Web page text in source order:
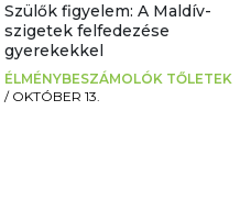
Szülők figyelem: A Maldív-
szigetek felfedezése
gyerekekkel
ÉLMÉNYBESZÁMOLÓK TŐLETEK
/ OKTÓBER 13.